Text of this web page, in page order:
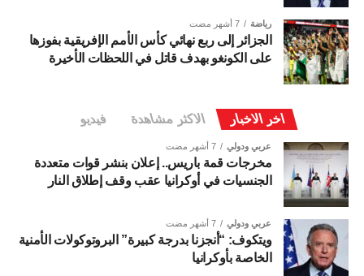
رياضة 7 أشهر مضت
الجزائر إلى ربع نهائي كأس الأمم الإفريقية بفوزها
على الكونغو بهدف قاتل في اللحظات الأخيرة
اخر الاخبار الاكثر مشاهدة فيديو
عربي ودولي 7 أشهر مضت
مخرجات قمة باريس.. إعلان بنشر قوات متعددة
الجنسيات في أوكرانيا عقب وقف إطلاق النار
عربي ودولي 7 أشهر مضت
ويتكوف: “أنجزنا بدرجة كبيرة” البروتوكولات الأمنية
الخاصة بأوكرانيا